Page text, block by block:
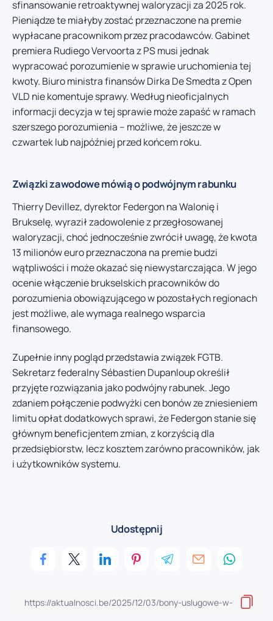
sfinansowanie retroaktywnej waloryzacji za 2025 rok.
Pieniądze te miałyby zostać przeznaczone na premie
wypłacane pracownikom przez pracodawców. Gabinet
premiera Rudiego Vervoorta z PS musi jednak
wypracować porozumienie w sprawie uruchomienia tej
kwoty. Biuro ministra finansów Dirka De Smedta z Open
VLD nie komentuje sprawy. Według nieoficjalnych
informacji decyzja w tej sprawie może zapaść w ramach
szerszego porozumienia – możliwe, że jeszcze w
czwartek lub najpóźniej przed końcem roku.
Związki zawodowe mówią o podwójnym rabunku
Thierry Devillez, dyrektor Federgon na Walonię i
Brukselę, wyraził zadowolenie z przegłosowanej
waloryzacji, choć jednocześnie zwrócił uwagę, że kwota
13 milionów euro przeznaczona na premie budzi
wątpliwości i może okazać się niewystarczająca. W jego
ocenie włączenie brukselskich pracowników do
porozumienia obowiązującego w pozostałych regionach
jest możliwe, ale wymaga realnego wsparcia
finansowego.
Zupełnie inny pogląd przedstawia związek FGTB.
Sekretarz federalny Sébastien Dupanloup określił
przyjęte rozwiązania jako podwójny rabunek. Jego
zdaniem połączenie podwyżki cen bonów ze zniesieniem
limitu opłat dodatkowych sprawi, że Federgon stanie się
głównym beneficjentem zmian, z korzyścią dla
przedsiębiorstw, lecz kosztem zarówno pracowników, jak
i użytkowników systemu.
Udostępnij